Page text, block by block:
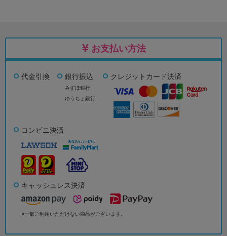
お支払い方法
代金引換 銀行振込
みずほ銀行、
ゆうちょ銀行
クレジットカード決済
コンビニ決済
キャッシュレス決済
※一部ご利用いただけない商品がございます。